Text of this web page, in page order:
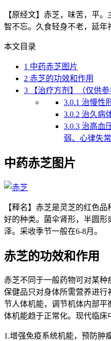
【原经文】赤芝，味苦，平
智不忘。久食轻身不老，延年
本文目录
1 中药赤芝图片
2 赤芝的功效和作用
3 【治疗方剂】（仅供参
3.0.1 治慢性
3.0.2 治久病
3.0.3 治高血
弱、心律失常
中药赤芝图片
【释名】赤芝是灵芝的红色
好的种类。菌伞肾形，半圆
泽。采收季节一般在6-8月。
赤芝的功效和作用
赤芝不同于一般药物可对某
保健品只对身体所需营养进行
节人体机能，调节机体内部
体机能趋于正常化。现代临床
1.增强免疫系统机能，预防肿